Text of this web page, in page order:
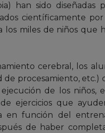
han sido
científicamente
los miles de niños que
cerebral, los
procesamiento, etc.)
de los niños,
ejercicios que
en función del
de haber